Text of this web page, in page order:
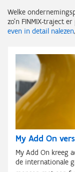
Welke
zo'n FINMIX-traject
even in detail nalezen
My Add On
My Add On kreeg
de internationale